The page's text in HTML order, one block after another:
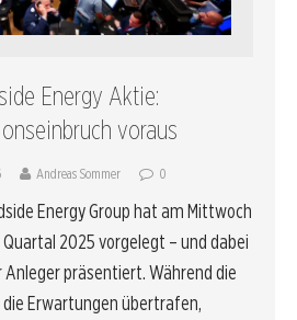
Energy Aktie:
voraus
Andreas Sommer 0
Energy Group hat am Mittwoch
2025 vorgelegt – und dabei
präsentiert. Während die
Erwartungen übertrafen,